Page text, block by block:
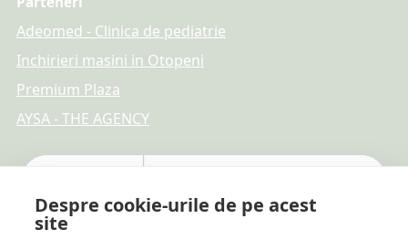
Despre cookie-urile de pe acest
site
Adeomed - Clinica de pediatrie
Inchirieri masini in Otopeni
Premium Plaza
AYSA - THE AGENCY